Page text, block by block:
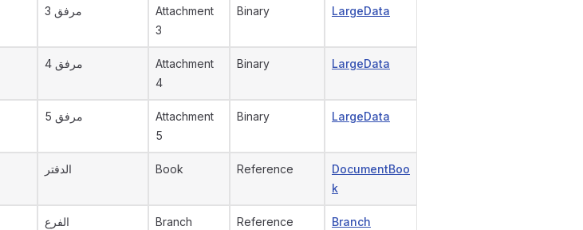
مرفق 3
Attachment
3
Binary LargeData
مرفق 4
Attachment
4
Binary LargeData
مرفق 5
Attachment
5
Binary LargeData
الدفتر Book Reference
DocumentBoo
k
الفرع Branch Reference Branch